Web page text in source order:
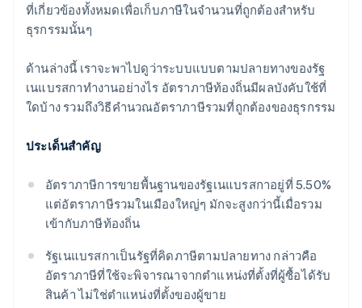
ที่เกี่ยวข้องทั้งหมดเพื่อเก็บภาษีในจำนวนที่ถูกต้องสำหรับ
ธุรกรรมนั้นๆ
ด้านล่างนี้ เราจะพาไปดูว่าระบบแบบตามปลายทางของรัฐ
เนแบรสกาทำงานอย่างไร อัตราภาษีท้องถิ่นมีผลบังคับใช้ที่
ใดบ้าง รวมถึงวิธีคำนวณอัตราภาษีรวมที่ถูกต้องของธุรกรรม
ประเด็นสำคัญ
อัตราภาษีการขายพื้นฐานของรัฐเนแบรสกาอยู่ที่ 5.50%
แต่อัตราภาษีรวมในเมืองใหญ่ๆ มักจะสูงกว่านี้เมื่อรวม
เข้ากับภาษีท้องถิ่น
รัฐเนแบรสกาเป็นรัฐที่คิดภาษีตามปลายทาง กล่าวคือ
อัตราภาษีที่ใช้จะพิจารณาจากตำแหน่งที่ตั้งที่ผู้ซื้อได้รับ
สินค้า ไม่ใช่ตำแหน่งที่ตั้งของผู้ขาย